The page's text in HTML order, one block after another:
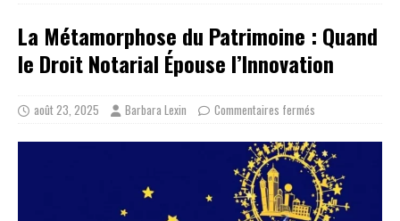
La Métamorphose du Patrimoine : Quand
le Droit Notarial Épouse l’Innovation
août 23, 2025 Barbara Lexin Commentaires fermés